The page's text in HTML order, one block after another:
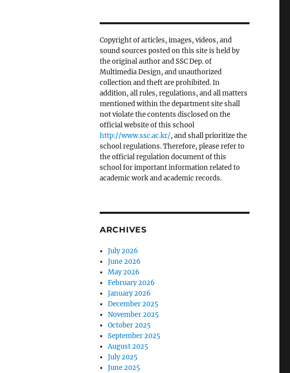
Copyright of articles, images, videos, and
sound sources posted on this site is held by
the original author and SSC Dep. of
Multimedia Design, and unauthorized
collection and theft are prohibited. In
addition, all rules, regulations, and all matters
mentioned within the department site shall
not violate the contents disclosed on the
official website of this school
http://www.ssc.ac.kr/, and shall prioritize the
school regulations. Therefore, please refer to
the official regulation document of this
school for important information related to
academic work and academic records.
ARCHIVES
July 2026
June 2026
May 2026
February 2026
January 2026
December 2025
November 2025
October 2025
September 2025
August 2025
July 2025
June 2025